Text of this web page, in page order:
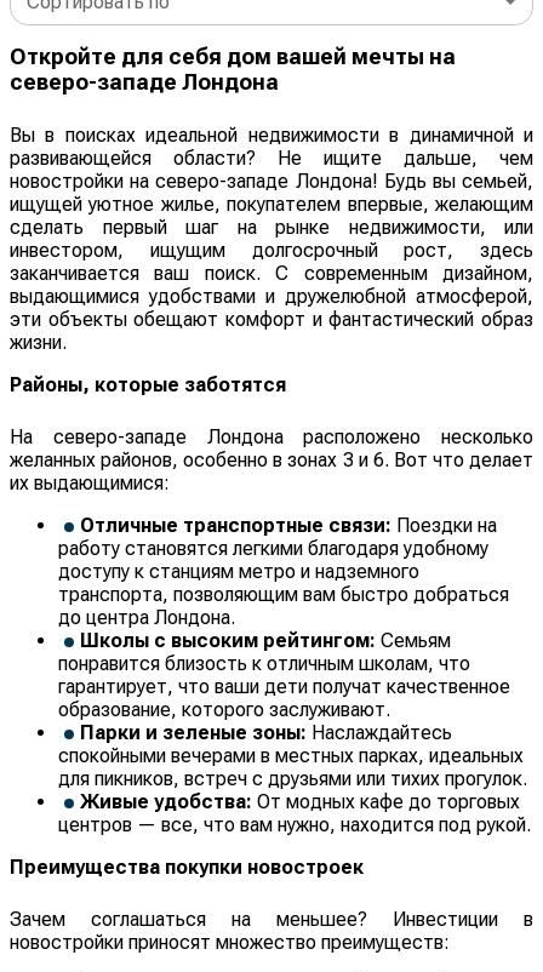
Откройте для себя дом вашей мечты на
северо-западе Лондона
Вы в поисках идеальной недвижимости в динамичной и
развивающейся области? Не ищите дальше, чем
новостройки на северо-западе Лондона! Будь вы семьей,
ищущей уютное жилье, покупателем впервые, желающим
сделать первый шаг на рынке недвижимости, или
инвестором, ищущим долгосрочный рост, здесь
заканчивается ваш поиск. С современным дизайном,
выдающимися удобствами и дружелюбной атмосферой,
эти объекты обещают комфорт и фантастический образ
жизни.
Районы, которые заботятся
На северо-западе Лондона расположено несколько
желанных районов, особенно в зонах 3 и 6. Вот что делает
их выдающимися:
Отличные транспортные связи: Поездки на
работу становятся легкими благодаря удобному
доступу к станциям метро и надземного
транспорта, позволяющим вам быстро добраться
до центра Лондона.
Школы с высоким рейтингом: Семьям
понравится близость к отличным школам, что
гарантирует, что ваши дети получат качественное
образование, которого заслуживают.
Парки и зеленые зоны: Наслаждайтесь
спокойными вечерами в местных парках, идеальных
для пикников, встреч с друзьями или тихих прогулок.
Живые удобства: От модных кафе до торговых
центров — все, что вам нужно, находится под рукой.
Преимущества покупки новостроек
Зачем соглашаться на меньшее? Инвестиции в
новостройки приносят множество преимуществ: